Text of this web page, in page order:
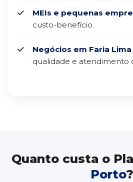
MEIs e pequenas
custo-benefício.
Negócios em Faria Lima
qualidade e atendimento
Quanto custa o
Porto?